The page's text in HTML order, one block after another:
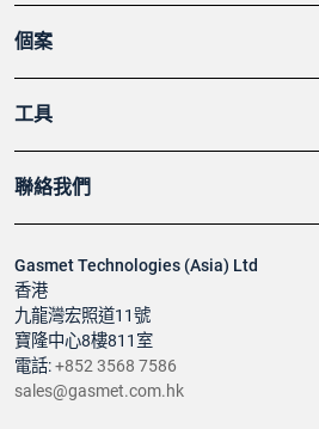
Gasmet Technologies (Asia) Ltd
香港
九龍灣宏照道11號
寶隆中心8樓811室
電話:+852 3568 7586
sales@gasmet.com.hk
個案
工具
聯絡我們